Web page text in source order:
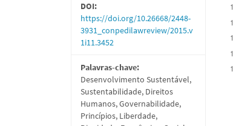
DOI:
https://doi.org/10.26668/2448-
3931_conpedilawreview/2015.v
1i11.3452
Palavras-chave:
Desenvolvimento Sustentável,
Sustentabilidade, Direitos
Humanos, Governabilidade,
Princípios, Liberdade,